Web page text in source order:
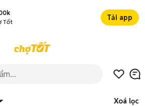
Tốt
Tải app
Xoá lọc